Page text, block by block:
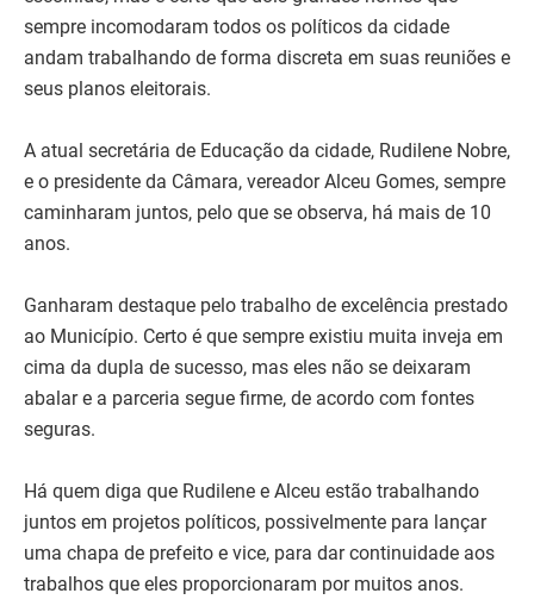
sempre incomodaram todos os políticos da cidade
andam trabalhando de forma discreta em suas reuniões e
seus planos eleitorais.
A atual secretária de Educação da cidade, Rudilene Nobre,
e o presidente da Câmara, vereador Alceu Gomes, sempre
caminharam juntos, pelo que se observa, há mais de 10
anos.
Ganharam destaque pelo trabalho de excelência prestado
ao Município. Certo é que sempre existiu muita inveja em
cima da dupla de sucesso, mas eles não se deixaram
abalar e a parceria segue firme, de acordo com fontes
seguras.
Há quem diga que Rudilene e Alceu estão trabalhando
juntos em projetos políticos, possivelmente para lançar
uma chapa de prefeito e vice, para dar continuidade aos
trabalhos que eles proporcionaram por muitos anos.